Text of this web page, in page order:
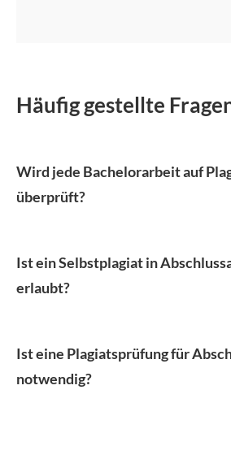
Häufig gestellte
Wird jede Bachelorarbeit auf
überprüft?
Ist ein Selbstplagiat in
erlaubt?
Ist eine Plagiatsprüfung für
notwendig?